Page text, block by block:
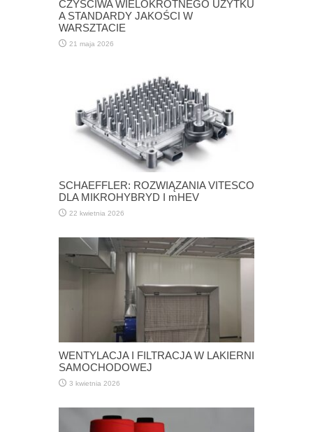
CZYŚCIWA WIELOKROTNEGO UŻYTKU
A STANDARDY JAKOŚCI W
WARSZTACIE
21 maja 2026
SCHAEFFLER: ROZWIĄZANIA VITESCO
DLA MIKROHYBRYD I mHEV
22 kwietnia 2026
WENTYLACJA I FILTRACJA W LAKIERNI
SAMOCHODOWEJ
3 kwietnia 2026